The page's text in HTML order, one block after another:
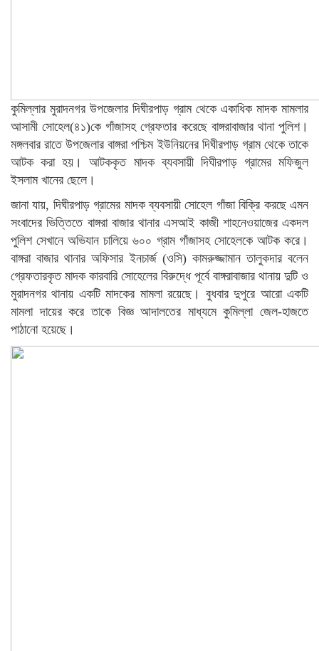
কুমিল্লার মুরাদনগর উপজেলার দিঘীরপাড় গ্রাম থেকে একাধিক মাদক মামলার
আসামী সোহেল(৪১)কে গাঁজাসহ গ্রেফতার করেছে বাঙ্গরাবাজার থানা পুলিশ।
মঙ্গলবার রাতে উপজেলার বাঙ্গরা পশ্চিম ইউনিয়নের দিঘীরপাড় গ্রাম থেকে তাকে
আটক করা হয়। আটককৃত মাদক ব্যবসায়ী দিঘীরপাড় গ্রামের মফিজুল
ইসলাম খানের ছেলে।
জানা যায়, দিঘীরপাড় গ্রামের মাদক ব্যবসায়ী সোহেল গাঁজা বিক্রি করছে এমন
সংবাদের ভিত্তিতে বাঙ্গরা বাজার থানার এসআই কাজী শাহনেওয়াজের একদল
পুলিশ সেখানে অভিযান চালিয়ে ৬০০ গ্রাম গাঁজাসহ সোহেলকে আটক করে।
বাঙ্গরা বাজার থানার অফিসার ইনচার্জ (ওসি) কামরুজ্জামান তালুকদার বলেন
গ্রেফতারকৃত মাদক কারবারি সোহেলের বিরুদ্ধে পূর্বে বাঙ্গরাবাজার থানায় দুটি ও
মুরাদনগর থানায় একটি মাদকের মামলা রয়েছে। বুধবার দুপুরে আরো একটি
মামলা দায়ের করে তাকে বিজ্ঞ আদালতের মাধ্যমে কুমিল্লা জেল-হাজতে
পাঠানো হয়েছে।